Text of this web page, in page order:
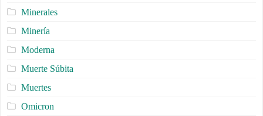
Minerales
Minería
Moderna
Muerte Súbita
Muertes
Omicron